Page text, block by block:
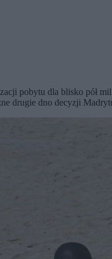
pobytu dla blisko pół
drugie dno decyzji